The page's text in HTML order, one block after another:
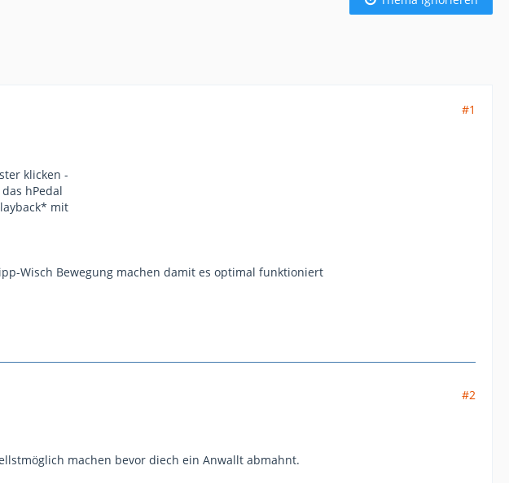
#1
klicken -
hPedal
mit
Wisch Bewegung machen damit es optimal funktioniert
#2
machen bevor diech ein Anwallt abmahnt.